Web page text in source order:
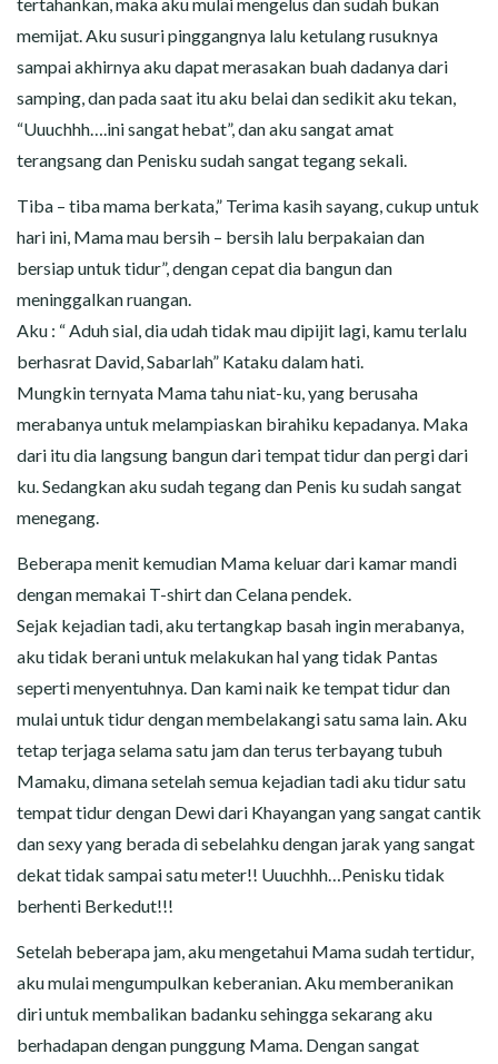
memijat. Aku susuri pinggangnya lalu ketulang rusuknya
sampai akhirnya aku dapat merasakan buah dadanya dari
samping, dan pada saat itu aku belai dan sedikit aku tekan,
“Uuuchhh….ini sangat hebat”, dan aku sangat amat
terangsang dan Penisku sudah sangat tegang sekali.
Tiba – tiba mama berkata,” Terima kasih sayang, cukup untuk
hari ini, Mama mau bersih – bersih lalu berpakaian dan
bersiap untuk tidur”, dengan cepat dia bangun dan
meninggalkan ruangan.
Aku : “ Aduh sial, dia udah tidak mau dipijit lagi, kamu terlalu
berhasrat David, Sabarlah” Kataku dalam hati.
Mungkin ternyata Mama tahu niat-ku, yang berusaha
merabanya untuk melampiaskan birahiku kepadanya. Maka
dari itu dia langsung bangun dari tempat tidur dan pergi dari
ku. Sedangkan aku sudah tegang dan Penis ku sudah sangat
menegang.
Beberapa menit kemudian Mama keluar dari kamar mandi
dengan memakai T-shirt dan Celana pendek.
Sejak kejadian tadi, aku tertangkap basah ingin merabanya,
aku tidak berani untuk melakukan hal yang tidak Pantas
seperti menyentuhnya. Dan kami naik ke tempat tidur dan
mulai untuk tidur dengan membelakangi satu sama lain. Aku
tetap terjaga selama satu jam dan terus terbayang tubuh
Mamaku, dimana setelah semua kejadian tadi aku tidur satu
tempat tidur dengan Dewi dari Khayangan yang sangat cantik
dan sexy yang berada di sebelahku dengan jarak yang sangat
dekat tidak sampai satu meter!! Uuuchhh…Penisku tidak
berhenti Berkedut!!!
Setelah beberapa jam, aku mengetahui Mama sudah tertidur,
aku mulai mengumpulkan keberanian. Aku memberanikan
diri untuk membalikan badanku sehingga sekarang aku
berhadapan dengan punggung Mama. Dengan sangat